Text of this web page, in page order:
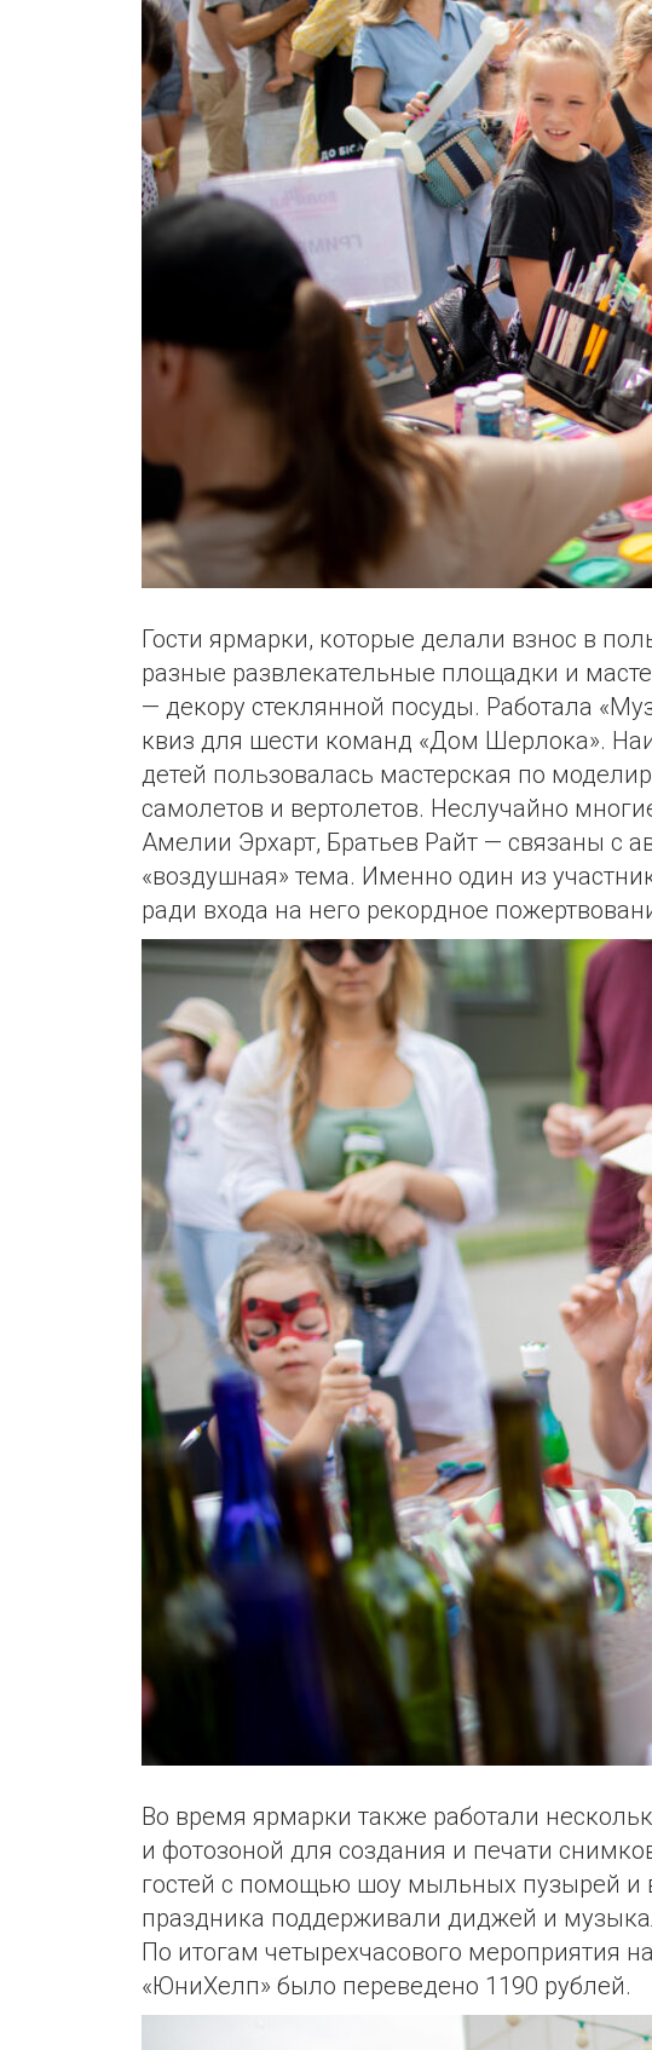
Гости ярмарки, которые делали взнос в
разные развлекательные площадки и
— декору стеклянной посуды. Работала
квиз для шести команд «Дом Шерлока».
детей пользовалась мастерская по
самолетов и вертолетов. Неслучайно
Амелии Эрхарт, Братьев Райт — связаны с
«воздушная» тема. Именно один из
ради входа на него рекордное
Во время ярмарки также работали
и фотозоной для создания и печати
гостей с помощью шоу мыльных пузырей и
праздника поддерживали диджей и
По итогам четырехчасового мероприятия
«ЮниХелп» было переведено 1190 рублей.